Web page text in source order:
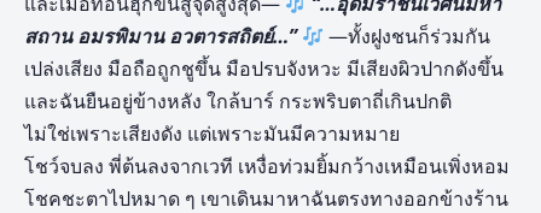
สถาน อมรพิมาน อวตารสถิตย์…”
—ทั้งฝูงชนก็ร่วมกัน
เปล่งเสียง มือถือถูกชูขึ้น มือปรบจังหวะ มีเสียงผิวปากดังขึ้น
และฉันยืนอยู่ข้างหลัง ใกล้บาร์ กระพริบตาถี่เกินปกติ
ไม่ใช่เพราะเสียงดัง แต่เพราะมันมีความหมาย
โชว์จบลง พี่ต้นลงจากเวที เหงื่อท่วมยิ้มกว้างเหมือนเพิ่งหอม
โชคชะตาไปหมาด ๆ เขาเดินมาหาฉันตรงทางออกข้างร้าน